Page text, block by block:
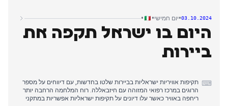
כאשר מלוני כינסה פגישת G7 וארה"ב הזהירה מפני תקיפות על מתקנים
גרעיניים באיראן. בזירה הפנימית, איטליה התמודדה עם שיבושים
נרחבים ברכבות בשל תקלה ברומא, מה שעורר מחלוקת פוליטית.
03.10.2024
•יום חמישי•
•
היום בו ישראל תקפה את
ביירות
⌨ תקיפות אוויריות ישראליות בביירות שלטו בחדשות, עם דיווחים על מספר
הרוגים במרכז רפואי המזוהה עם חיזבאללה. רוח המלחמה הרחבה יותר
ריחפה באוויר כאשר עלו דיונים על תקיפות ישראליות אפשריות במתקני